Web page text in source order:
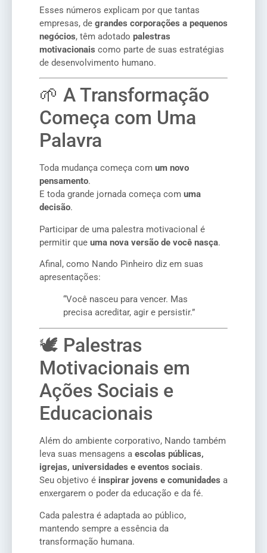
Esses números explicam por que tantas
empresas, de grandes corporações a pequenos
negócios, têm adotado palestras
motivacionais como parte de suas estratégias
de desenvolvimento humano.
🌱 A Transformação
Começa com Uma
Palavra
Toda mudança começa com um novo
pensamento.
E toda grande jornada começa com uma
decisão.
Participar de uma palestra motivacional é
permitir que uma nova versão de você nasça.
Afinal, como Nando Pinheiro diz em suas
apresentações:
“Você nasceu para vencer. Mas
precisa acreditar, agir e persistir.”
🕊️ Palestras
Motivacionais em
Ações Sociais e
Educacionais
Além do ambiente corporativo, Nando também
leva suas mensagens a escolas públicas,
igrejas, universidades e eventos sociais.
Seu objetivo é inspirar jovens e comunidades a
enxergarem o poder da educação e da fé.
Cada palestra é adaptada ao público,
mantendo sempre a essência da
transformação humana.